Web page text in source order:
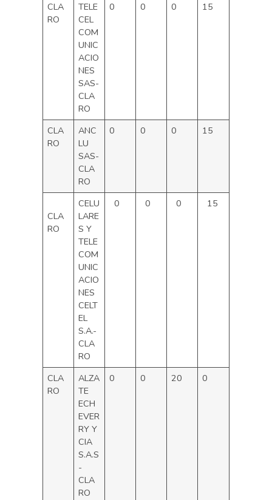
CLA
RO
TELE
CEL
COM
UNIC
ACIO
NES
SAS-
CLA
RO
0 0 0 15
CLA
RO
ANC
LU
SAS-
CLA
RO
0 0 0 15
CLA
RO
CELU
LARE
S Y
TELE
COM
UNIC
ACIO
NES
CELT
EL
S.A.-
CLA
RO
0 0 0 15
CLA
RO
ALZA
TE
ECH
EVER
RY Y
CIA
S.A.S
-
CLA
RO
0 0 20 0